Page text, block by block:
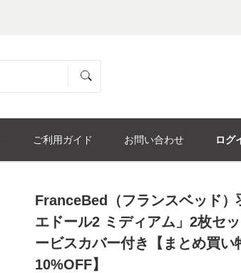
ご利用ガイド お問い合わせ ログ
FranceBed（フランスベッド）
エドール2 ミディアム」2枚セ
ービスカバー付き【まとめ買い
10%OFF】